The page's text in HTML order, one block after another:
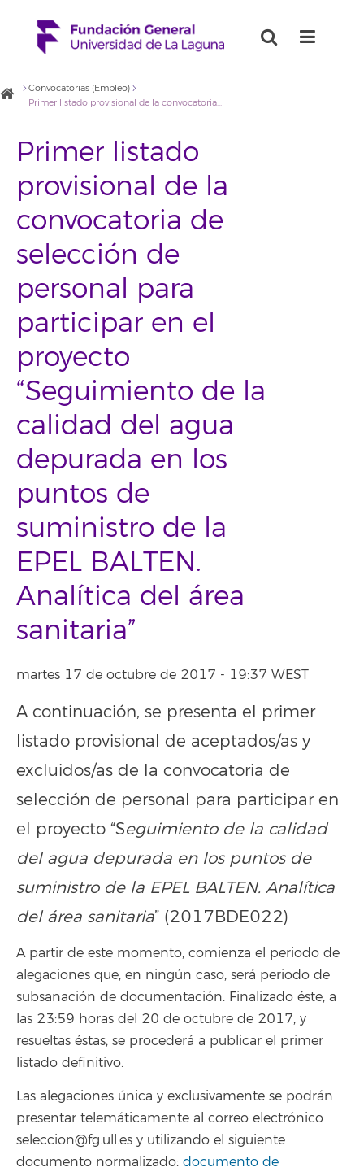
Convocatorias (Empleo)
Primer listado provisional de la convocatoria de selección de personal para participar en el proyecto “Seguimiento de la calidad del agua depurada en los puntos de suministro de la EPEL BALTEN. Analítica del área sanitaria”
Primer listado
provisional de la
convocatoria de
selección de
personal para
participar en el
proyecto
“Seguimiento de la
calidad del agua
depurada en los
puntos de
suministro de la
EPEL BALTEN.
Analítica del área
sanitaria”
martes 17 de octubre de 2017 - 19:37 WEST
A continuación, se presenta el primer
listado provisional de aceptados/as y
excluidos/as de la convocatoria de
selección de personal para participar en
el proyecto “Seguimiento de la calidad
del agua depurada en los puntos de
suministro de la EPEL BALTEN. Analítica
del área sanitaria” (2017BDE022)
A partir de este momento, comienza el periodo de
alegaciones que, en ningún caso, será periodo de
subsanación de documentación. Finalizado éste, a
las 23:59 horas del 20 de octubre de 2017, y
resueltas éstas, se procederá a publicar el primer
listado definitivo.
Las alegaciones única y exclusivamente se podrán
presentar telemáticamente al correo electrónico
seleccion@fg.ull.es y utilizando el siguiente
documento normalizado: documento de